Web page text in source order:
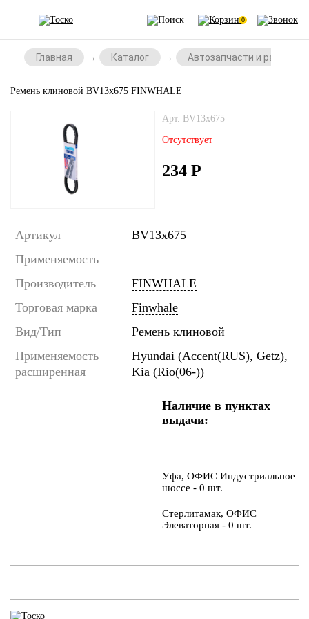
0
Главная Каталог Автозапчасти и
Ремень клиновой BV13x675 FINWHALE
Арт. BV13x675
Отсутствует
234 Р
Артикул
BV13x675
Применяемость
Производитель
FINWHALE
Торговая марка
Finwhale
Вид/Тип
Ремень клиновой
Применяемость
расширенная
Hyundai (Accent(RUS), Getz),
Kia (Rio(06-))
Наличие в пунктах
выдачи:
Уфа, ОФИС Индустриальное
шоссе - 0 шт.
Стерлитамак, ОФИС
Элеваторная - 0 шт.